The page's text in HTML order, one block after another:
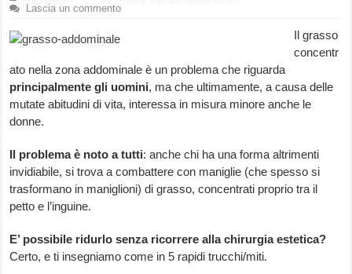
Lascia un commento
Il grasso
concentr
ato nella zona addominale è un problema che riguarda
principalmente gli uomini, ma che ultimamente, a causa delle
mutate abitudini di vita, interessa in misura minore anche le
donne.
Il problema è noto a tutti: anche chi ha una forma altrimenti
invidiabile, si trova a combattere con maniglie (che spesso si
trasformano in maniglioni) di grasso, concentrati proprio tra il
petto e l’inguine.
E’ possibile ridurlo senza ricorrere alla chirurgia estetica?
Certo, e ti insegniamo come in 5 rapidi trucchi/miti.